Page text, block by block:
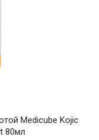
Medicube Kojic
80мл